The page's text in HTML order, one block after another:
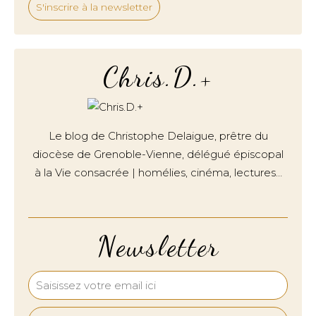
S'inscrire à la newsletter
Newsletter
Chris.D.+
Le blog de Christophe Delaigue, prêtre du
diocèse de Grenoble-Vienne, délégué épiscopal
à la Vie consacrée | homélies, cinéma, lectures…